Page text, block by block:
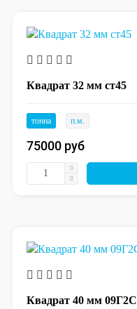
Квадрат 32 мм ст45
тонна п.м.
75000 руб
Квадрат 40 мм 09Г2С